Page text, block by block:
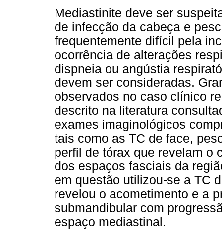
Mediastinite deve ser
de infecção da cabeça e
frequentemente difícil pela
ocorrência de alterações
dispneia ou angústia
devem ser consideradas.
observados no caso clínico
descrito na literatura
exames imaginológicos
tais como as TC de face,
perfil de tórax que revelam o
dos espaços fasciais da
em questão utilizou-se a TC
revelou o acometimento e a
submandibular com
espaço mediastinal.